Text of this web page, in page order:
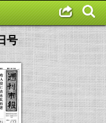
no options set.
号